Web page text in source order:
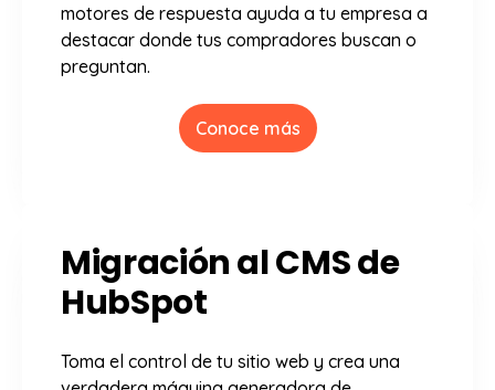
motores de respuesta ayuda a tu empresa a
destacar donde tus compradores buscan o
preguntan.
Conoce más
Migración al CMS de
HubSpot
Toma el control de tu sitio web y crea una